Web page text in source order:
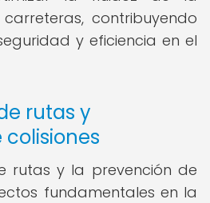
contribuyendo
y eficiencia en el
rutas y
rutas y la prevención de
fundamentales en la